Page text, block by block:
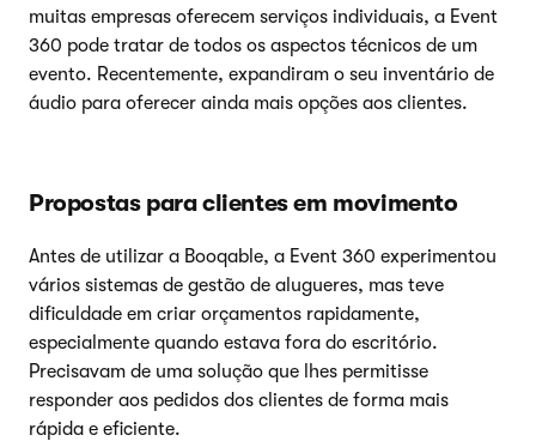
muitas empresas oferecem serviços individuais, a Event
360 pode tratar de todos os aspectos técnicos de um
evento. Recentemente, expandiram o seu inventário de
áudio para oferecer ainda mais opções aos clientes.
Propostas para clientes em movimento
Antes de utilizar a Booqable, a Event 360 experimentou
vários sistemas de gestão de alugueres, mas teve
dificuldade em criar orçamentos rapidamente,
especialmente quando estava fora do escritório.
Precisavam de uma solução que lhes permitisse
responder aos pedidos dos clientes de forma mais
rápida e eficiente.